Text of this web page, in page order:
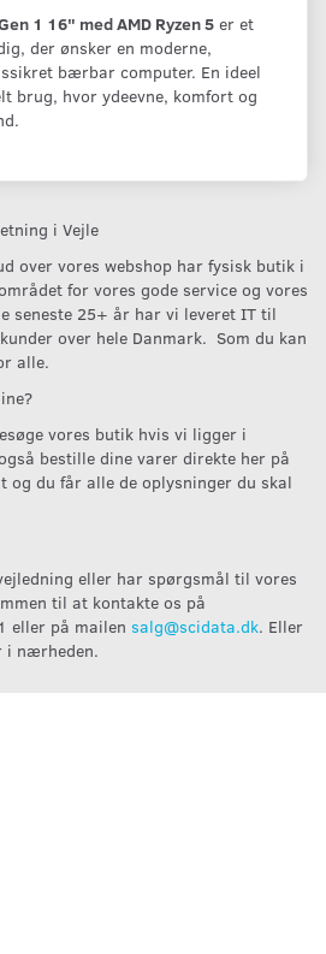
1 16" med AMD Ryzen 5 er et
der ønsker en moderne,
bærbar computer. En ideel
brug, hvor ydeevne, komfort og
i Vejle
over vores webshop har fysisk butik i
for vores gode service og vores
seneste 25+ år har vi leveret IT til
over hele Danmark. Som du kan
alle.
vores butik hvis vi ligger i
bestille dine varer direkte her på
og du får alle de oplysninger du skal
eller har spørgsmål til vores
til at kontakte os på
eller på mailen salg@scidata.dk. Eller
i nærheden.